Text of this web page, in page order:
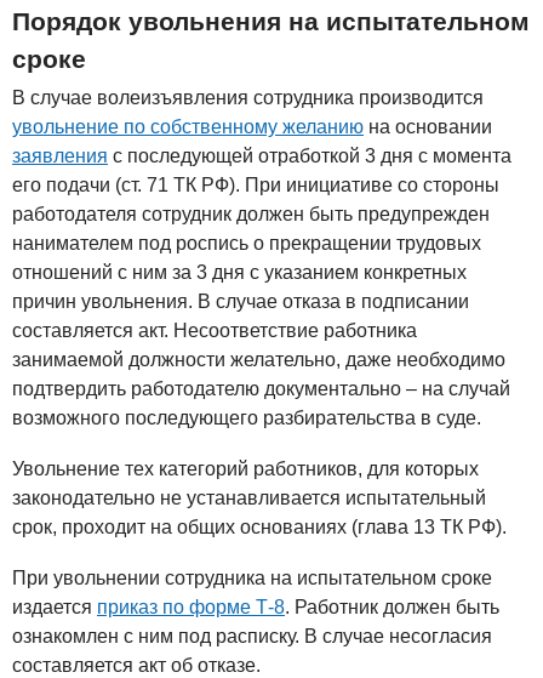
Порядок увольнения на испытательном
сроке
В случае волеизъявления сотрудника производится
увольнение по собственному желанию на основании
заявления с последующей отработкой 3 дня с момента
его подачи (ст. 71 ТК РФ). При инициативе со стороны
работодателя сотрудник должен быть предупрежден
нанимателем под роспись о прекращении трудовых
отношений с ним за 3 дня с указанием конкретных
причин увольнения. В случае отказа в подписании
составляется акт. Несоответствие работника
занимаемой должности желательно, даже необходимо
подтвердить работодателю документально – на случай
возможного последующего разбирательства в суде.
Увольнение тех категорий работников, для которых
законодательно не устанавливается испытательный
срок, проходит на общих основаниях (глава 13 ТК РФ).
При увольнении сотрудника на испытательном сроке
издается приказ по форме Т-8. Работник должен быть
ознакомлен с ним под расписку. В случае несогласия
составляется акт об отказе.